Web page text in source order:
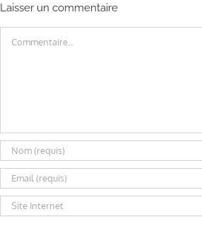
Laisser un commentaire